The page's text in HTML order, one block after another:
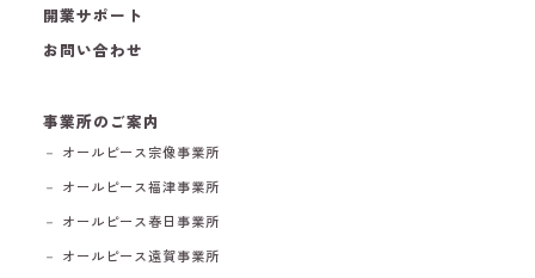
開業サポート
お問い合わせ
事業所のご案内
－ オールピース宗像事業所
－ オールピース福津事業所
－ オールピース春日事業所
－ オールピース遠賀事業所